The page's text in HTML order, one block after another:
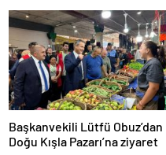
Başkanvekili Lütfü Obuz’dan
Doğu Kışla Pazarı’na ziyaret